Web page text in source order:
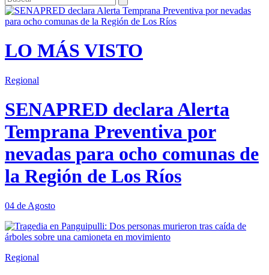
LO MÁS VISTO
Regional
SENAPRED declara Alerta
Temprana Preventiva por
nevadas para ocho comunas de
la Región de Los Ríos
04 de Agosto
Regional